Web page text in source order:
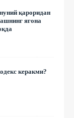
қароридан
ягона
керакми?